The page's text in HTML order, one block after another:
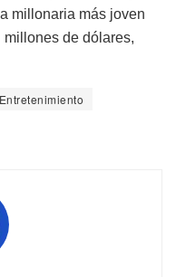
millonaria más joven
de dólares,
Entretenimiento